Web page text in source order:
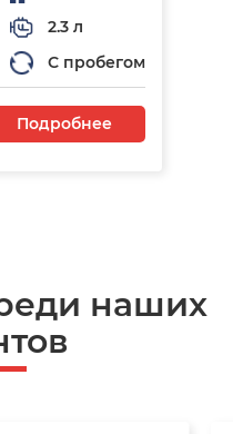
2.3 л
С пробегом
Подробнее
наших